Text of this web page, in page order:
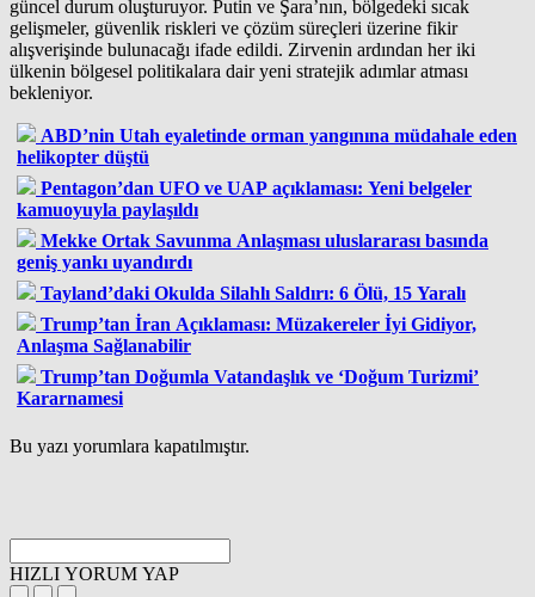
güncel durum oluşturuyor. Putin ve Şara’nın, bölgedeki sıcak
gelişmeler, güvenlik riskleri ve çözüm süreçleri üzerine fikir
alışverişinde bulunacağı ifade edildi. Zirvenin ardından her iki
ülkenin bölgesel politikalara dair yeni stratejik adımlar atması
bekleniyor.
ABD’nin Utah eyaletinde orman yangınına müdahale eden
helikopter düştü
Pentagon’dan UFO ve UAP açıklaması: Yeni belgeler
kamuoyuyla paylaşıldı
Mekke Ortak Savunma Anlaşması uluslararası basında
geniş yankı uyandırdı
Tayland’daki Okulda Silahlı Saldırı: 6 Ölü, 15 Yaralı
Trump’tan İran Açıklaması: Müzakereler İyi Gidiyor,
Anlaşma Sağlanabilir
Trump’tan Doğumla Vatandaşlık ve ‘Doğum Turizmi’
Kararnamesi
Bu yazı yorumlara kapatılmıştır.
HIZLI YORUM YAP